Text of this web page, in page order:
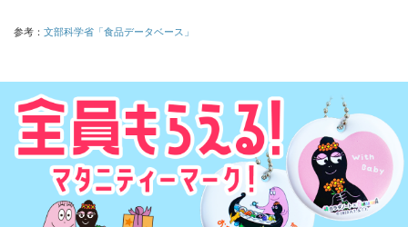
参考： 文部科学省「食品データベース」